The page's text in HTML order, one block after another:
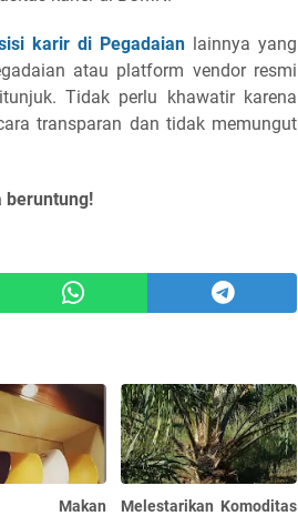
karir di Pegadaian lainnya yang
atau platform vendor resmi
Tidak perlu khawatir karena
transparan dan tidak memungut
beruntung!
Makan
Melestarikan Komoditas